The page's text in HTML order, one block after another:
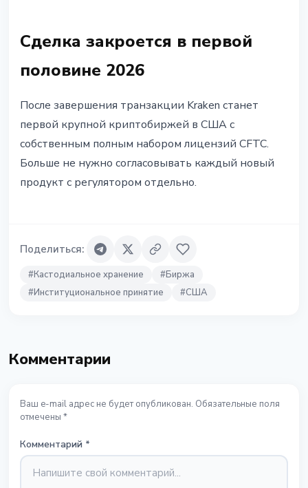
Сделка закроется в первой
половине 2026
После завершения транзакции Kraken станет
первой крупной криптобиржей в США с
собственным полным набором лицензий CFTC.
Больше не нужно согласовывать каждый новый
продукт с регулятором отдельно.
Поделиться:
#Кастодиальное хранение #Биржа
#Институциональное принятие #США
Комментарии
Ваш e-mail адрес не будет опубликован. Обязательные поля
отмечены *
Комментарий *